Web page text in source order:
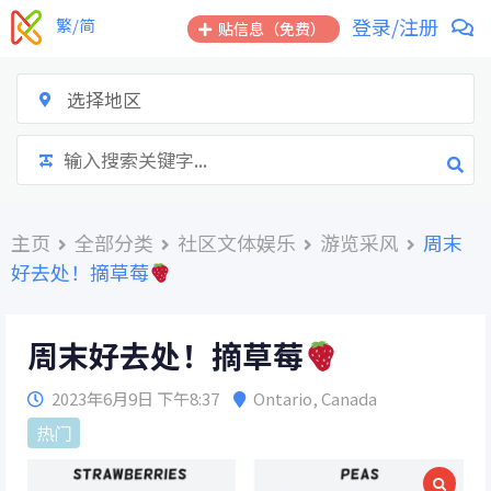
跳
到
贴信息（免费） 登录/注册
繁/简
选择地区
主页 全部分类 社区文体娱乐 游览采风
周末
好去处！摘草莓
周末好去处！摘草莓
2023年6月9日 下午8:37 Ontario,Canada
热门